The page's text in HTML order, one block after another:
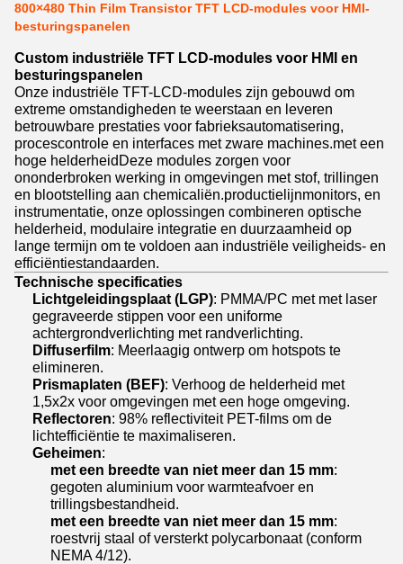
800×480 Thin Film Transistor TFT LCD-modules voor HMI-
besturingspanelen
Custom industriële TFT LCD-modules voor HMI en
besturingspanelen
Onze industriële TFT-LCD-modules zijn gebouwd om
extreme omstandigheden te weerstaan en leveren
betrouwbare prestaties voor fabrieksautomatisering,
procescontrole en interfaces met zware machines.met een
hoge helderheidDeze modules zorgen voor
ononderbroken werking in omgevingen met stof, trillingen
en blootstelling aan chemicaliën.productielijnmonitors, en
instrumentatie, onze oplossingen combineren optische
helderheid, modulaire integratie en duurzaamheid op
lange termijn om te voldoen aan industriële veiligheids- en
efficiëntiestandaarden.
Technische specificaties
Lichtgeleidingsplaat (LGP): PMMA/PC met met laser
gegraveerde stippen voor een uniforme
achtergrondverlichting met randverlichting.
Diffuserfilm: Meerlaagig ontwerp om hotspots te
elimineren.
Prismaplaten (BEF): Verhoog de helderheid met
1,5x2x voor omgevingen met een hoge omgeving.
Reflectoren: 98% reflectiviteit PET-films om de
lichtefficiëntie te maximaliseren.
Geheimen:
met een breedte van niet meer dan 15 mm:
gegoten aluminium voor warmteafvoer en
trillingsbestandheid.
met een breedte van niet meer dan 15 mm:
roestvrij staal of versterkt polycarbonaat (conform
NEMA 4/12).